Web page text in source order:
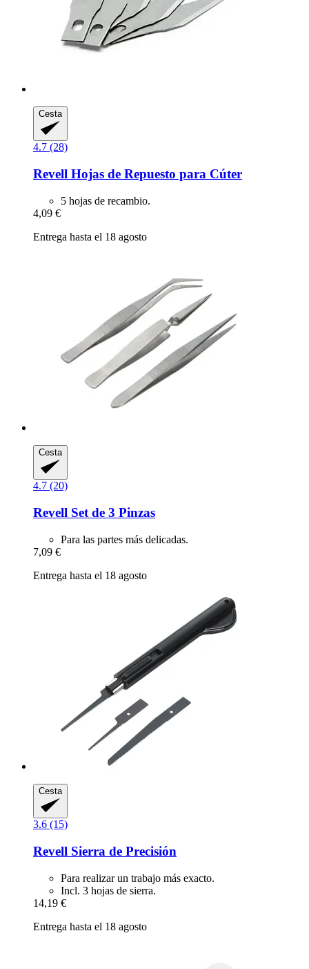
Cesta
4.7 (28)
Revell Hojas de Repuesto para Cúter
5 hojas de recambio.
4,09 €
Entrega hasta el 18 agosto
Cesta
4.7 (20)
Revell Set de 3 Pinzas
Para las partes más delicadas.
7,09 €
Entrega hasta el 18 agosto
Cesta
3.6 (15)
Revell Sierra de Precisión
Para realizar un trabajo más exacto.
Incl. 3 hojas de sierra.
14,19 €
Entrega hasta el 18 agosto